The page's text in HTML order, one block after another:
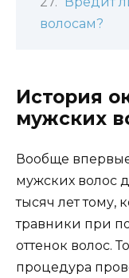
волосам?
История
мужских
Вообще
мужских волос
тысяч лет тому,
травники при
оттенок волос.
процедура